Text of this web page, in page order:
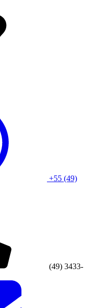
+55 (49)
(49) 3433-